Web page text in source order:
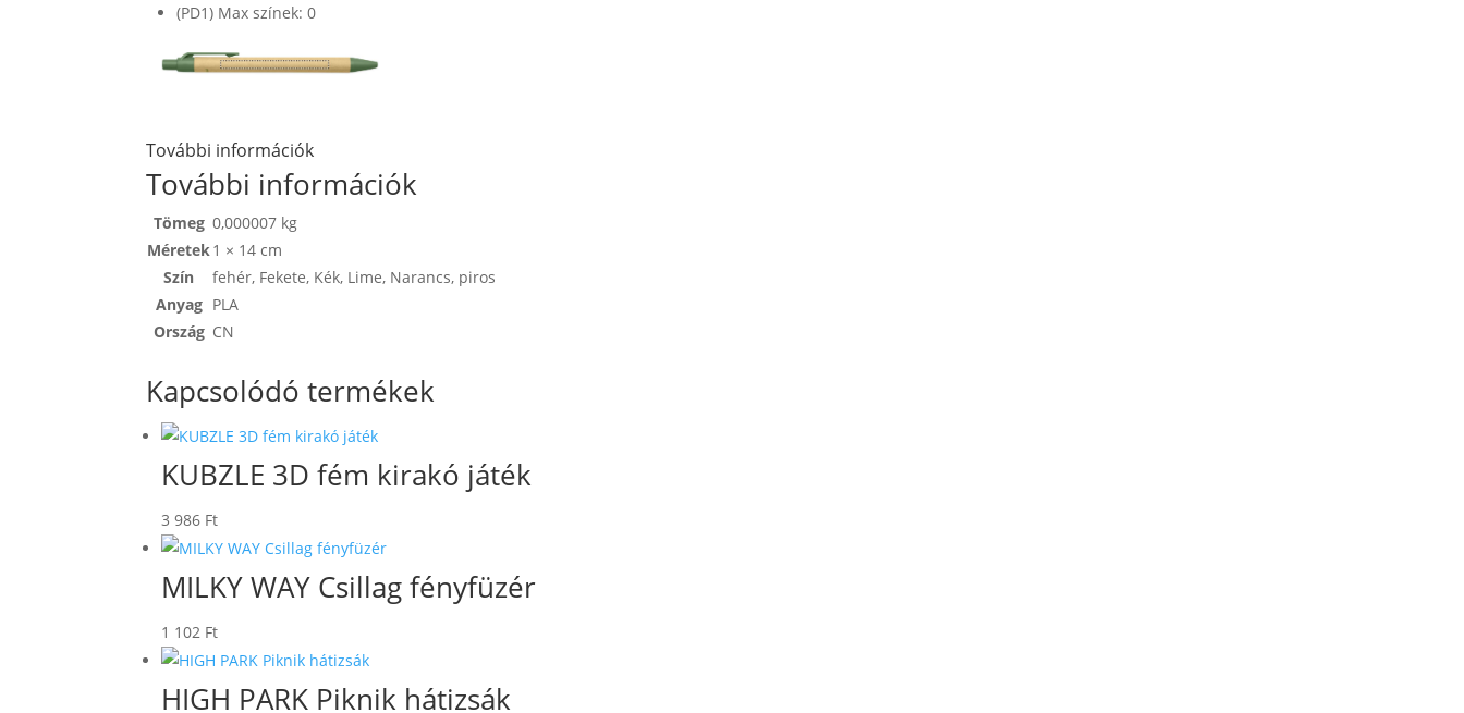
(PD1) Max színek: 0
További információk
További információk
Tömeg 0,000007 kg
Méretek 1 × 14 cm
Szín
fehér, Fekete, Kék, Lime, Narancs, piros
Anyag PLA
Ország CN
Kapcsolódó termékek
KUBZLE 3D fém kirakó játék
3 986 Ft
MILKY WAY Csillag fényfüzér
1 102 Ft
HIGH PARK Piknik hátizsák